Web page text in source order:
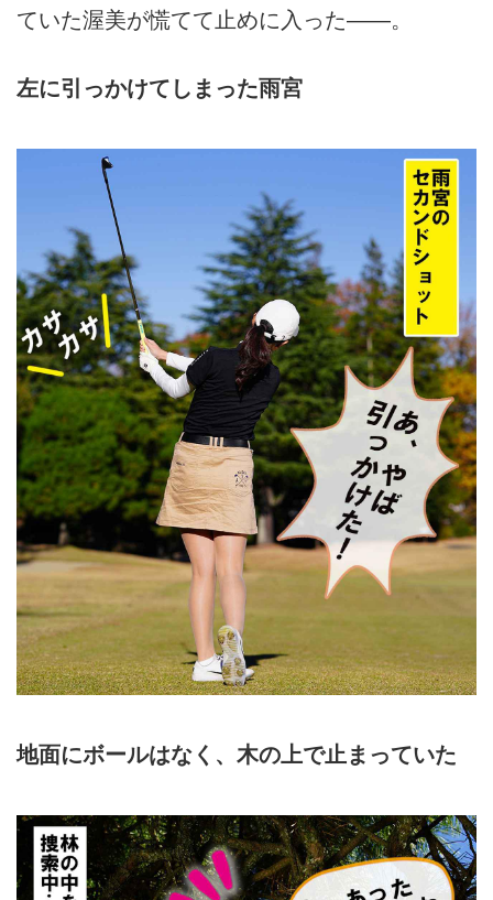
ていた渥美が慌てて止めに入った――。
左に引っかけてしまった雨宮
地面にボールはなく、木の上で止まっていた